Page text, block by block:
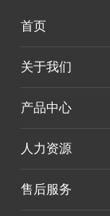
首页
关于我们
产品中心
人力资源
售后服务